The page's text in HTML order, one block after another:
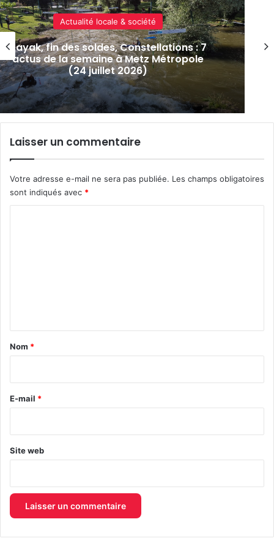
Laisser un commentaire
Votre adresse e-mail ne sera pas publiée. Les champs obligatoires
sont indiqués avec *
a
e
Nom *
E-mail *
Site web